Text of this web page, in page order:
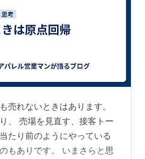
売れないときはあります。
、 売場を見直す、接客トー
たり前のようにやっている
もありです。 いまさらと思